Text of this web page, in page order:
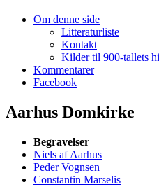
Om denne side
Litteraturliste
Kontakt
Kilder til 900-tallets
Kommentarer
Facebook
Aarhus Domkirke
Begravelser
Niels af Aarhus
Peder Vognsen
Constantin Marselis